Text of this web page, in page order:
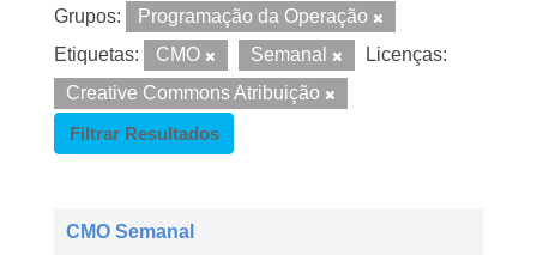
Grupos:
Programação da Operação
Etiquetas:
CMO Semanal
Licenças:
Creative Commons Atribuição
Filtrar Resultados
CMO Semanal